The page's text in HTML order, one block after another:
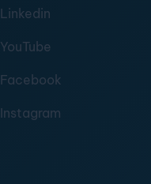
Linkedin
YouTube
Facebook
Instagram